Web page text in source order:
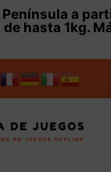
a
hasta 1kg.